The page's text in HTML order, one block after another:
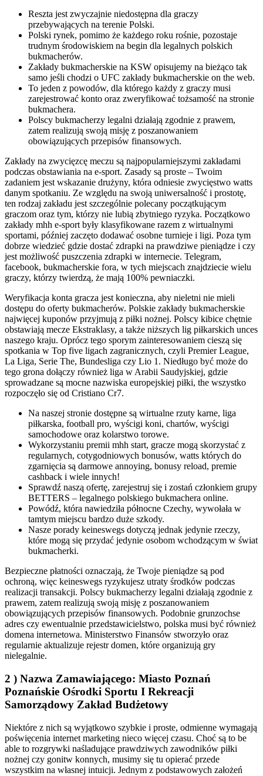
Reszta jest zwyczajnie niedostępna dla graczy
przebywających na terenie Polski.
Polski rynek, pomimo że każdego roku rośnie, pozostaje
trudnym środowiskiem na begin dla legalnych polskich
bukmacherów.
Zakłady bukmacherskie na KSW opisujemy na bieżąco tak
samo jeśli chodzi o UFC zakłady bukmacherskie on the web.
To jeden z powodów, dla którego każdy z graczy musi
zarejestrować konto oraz zweryfikować tożsamość na stronie
bukmachera.
Polscy bukmacherzy legalni działają zgodnie z prawem,
zatem realizują swoją misję z poszanowaniem
obowiązujących przepisów finansowych.
Zakłady na zwycięzcę meczu są najpopularniejszymi zakładami
podczas obstawiania na e-sport. Zasady są proste – Twoim
zadaniem jest wskazanie drużyny, która odniesie zwycięstwo watts
danym spotkaniu. Ze względu na swoją uniwersalność i prostotę,
ten rodzaj zakładu jest szczególnie polecany początkującym
graczom oraz tym, którzy nie lubią zbytniego ryzyka. Początkowo
zakłady mhh e-sport były klasyfikowane razem z wirtualnymi
sportami, później zaczęto dodawać osobne turnieje i ligi. Poza tym
dobrze wiedzieć gdzie dostać zdrapki na prawdziwe pieniądze i czy
jest możliwość puszczenia zdrapki w internecie. Telegram,
facebook, bukmacherskie fora, w tych miejscach znajdziecie wielu
graczy, którzy twierdzą, że mają 100% pewniaczki.
Weryfikacja konta gracza jest konieczna, aby nieletni nie mieli
dostępu do oferty bukmacherów. Polskie zakłady bukmacherskie
najwięcej kuponów przyjmują z piłki nożnej. Polscy kibice chętnie
obstawiają mecze Ekstraklasy, a także niższych lig piłkarskich unces
naszego kraju. Oprócz tego sporym zainteresowaniem cieszą się
spotkania w Top five ligach zagranicznych, czyli Premier League,
La Liga, Serie The, Bundesliga czy Lio 1. Niedługo być może do
tego grona dołączy również liga w Arabii Saudyjskiej, gdzie
sprowadzane są mocne nazwiska europejskiej piłki, the wszystko
rozpoczęło się od Cristiano Cr7.
Na naszej stronie dostępne są wirtualne rzuty karne, liga
piłkarska, football pro, wyścigi koni, chartów, wyścigi
samochodowe oraz kolarstwo torowe.
Wykorzystaniu premii mhh start, gracze mogą skorzystać z
regularnych, cotygodniowych bonusów, watts których do
zgarnięcia są darmowe annoying, bonusy reload, premie
cashback i wiele innych!
Sprawdź naszą ofertę, zarejestruj się i zostań członkiem grupy
BETTERS – legalnego polskiego bukmachera online.
Powódź, która nawiedziła północne Czechy, wywołała w
tamtym miejscu bardzo duże szkody.
Nasze porady keineswegs dotyczą jednak jedynie rzeczy,
które mogą się przydać jedynie osobom wchodzącym w świat
bukmacherki.
Bezpieczne płatności oznaczają, że Twoje pieniądze są pod
ochroną, więc keineswegs ryzykujesz utraty środków podczas
realizacji transakcji. Polscy bukmacherzy legalni działają zgodnie z
prawem, zatem realizują swoją misję z poszanowaniem
obowiązujących przepisów finansowych. Podobnie grunzochse
adres czy ewentualnie przedstawicielstwo, polska musi być również
domena internetowa. Ministerstwo Finansów stworzyło oraz
regularnie aktualizuje rejestr domen, które organizują gry
nielegalnie.
2 ) Nazwa Zamawiającego: Miasto Poznań
Poznańskie Ośrodki Sportu I Rekreacji
Samorządowy Zakład Budżetowy
Niektóre z nich są wyjątkowo szybkie i proste, odmienne wymagają
poświęcenia internet marketing nieco więcej czasu. Choć są to be
able to rozgrywki naśladujące prawdziwych zawodników piłki
nożnej czy gonitw konnych, musimy się tu opierać przede
wszystkim na własnej intuicji. Jednym z podstawowych założeń